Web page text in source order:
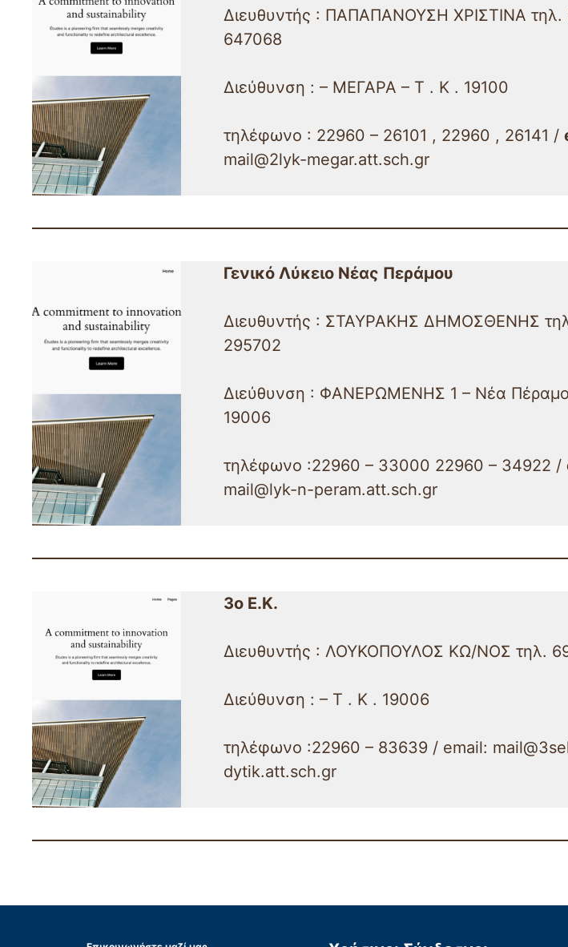
Διευθυντής : ΠΑΠΑΠΑΝΟΥΣΗ ΧΡΙΣΤΙΝΑ τηλ.
647068
Διεύθυνση : – ΜΕΓΑΡΑ – Τ . Κ . 19100
τηλέφωνο : 22960 – 26101 , 22960 , 26141 /
mail@2lyk-megar.att.sch.gr
Γενικό Λύκειο Νέας Περάμου
Διευθυντής : ΣΤΑΥΡΑΚΗΣ ΔΗΜΟΣΘΕΝΗΣ
295702
Διεύθυνση : ΦΑΝΕΡΩΜΕΝΗΣ 1 – Νέα
19006
τηλέφωνο :22960 – 33000 22960 – 34922 /
mail@lyk-n-peram.att.sch.gr
3o E.K.
Διευθυντής : ΛΟΥΚΟΠΟΥΛΟΣ ΚΩ/ΝΟΣ τηλ.
Διεύθυνση : – Τ . Κ . 19006
τηλέφωνο :22960 – 83639 / email:
dytik.att.sch.gr